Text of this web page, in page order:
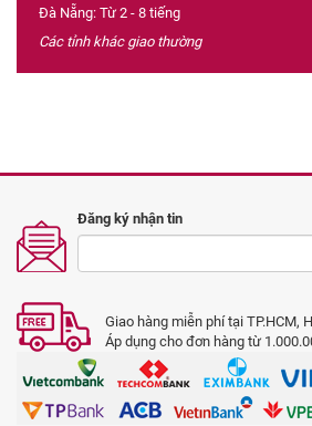
Đà Nẵng: Từ 2 - 8 tiếng
Các tỉnh khác giao thường
Đăng ký nhận tin
Giao hàng miễn phí tại TP.HCM,
Áp dụng cho đơn hàng từ